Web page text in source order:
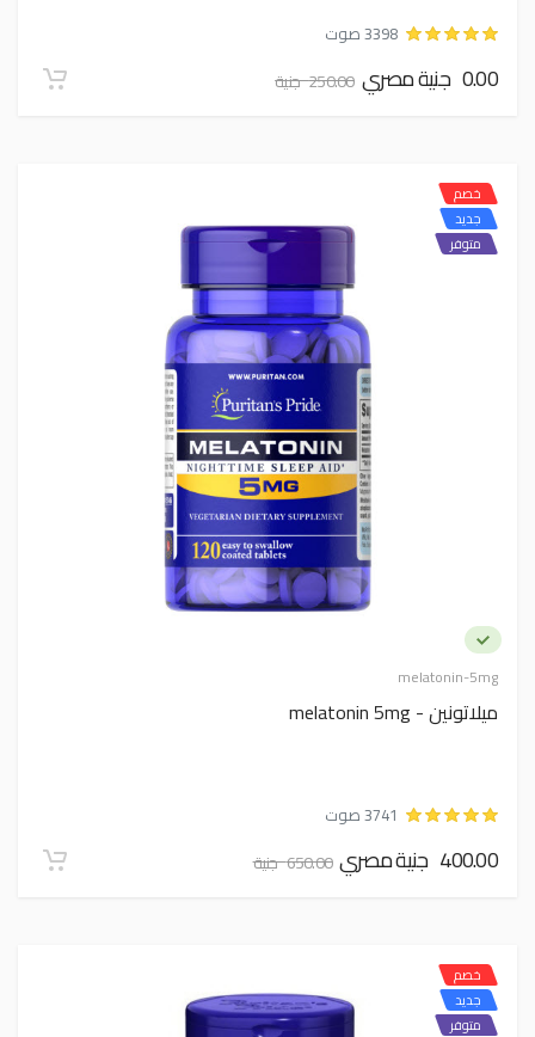
3398 صوت
0.00 جنية مصري 250.00 جنية
melatonin-5mg
خصم
جديد
متوفر
ميلاتونين - melatonin 5mg
3741 صوت
400.00 جنية مصري 650.00 جنية
خصم
جديد
متوفر